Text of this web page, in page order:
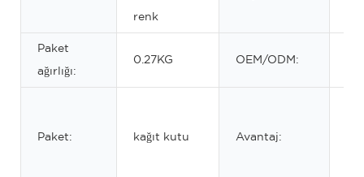
renk
Paket
ağırlığı:
0.27KG OEM/ODM:
Paket: kağıt kutu Avantaj: